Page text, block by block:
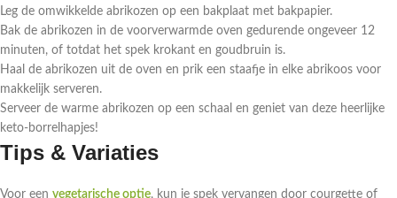
Leg de omwikkelde abrikozen op een bakplaat met bakpapier.
Bak de abrikozen in de voorverwarmde oven gedurende ongeveer 12
minuten, of totdat het spek krokant en goudbruin is.
Haal de abrikozen uit de oven en prik een staafje in elke abrikoos voor
makkelijk serveren.
Serveer de warme abrikozen op een schaal en geniet van deze heerlijke
keto-borrelhapjes!
Tips & Variaties
Voor een vegetarische optie, kun je spek vervangen door courgette of